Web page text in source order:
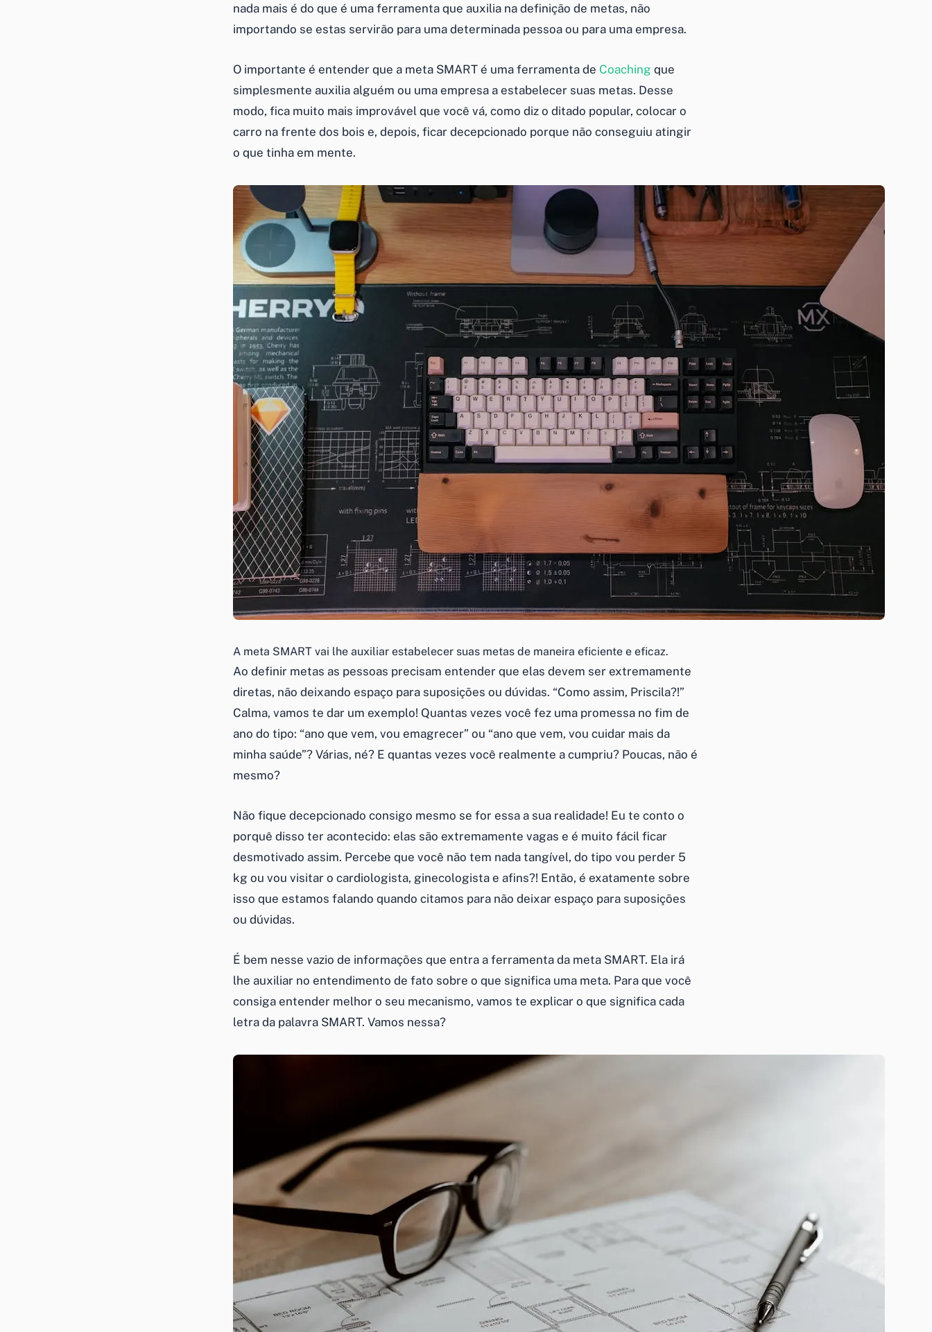
nada mais é do que é uma ferramenta que auxilia na definição de metas, não
importando se estas servirão para uma determinada pessoa ou para uma empresa.
O importante é entender que a meta SMART é uma ferramenta de Coaching que
simplesmente auxilia alguém ou uma empresa a estabelecer suas metas. Desse
modo, fica muito mais improvável que você vá, como diz o ditado popular, colocar o
carro na frente dos bois e, depois, ficar decepcionado porque não conseguiu atingir
o que tinha em mente.
A meta SMART vai lhe auxiliar estabelecer suas metas de maneira eficiente e eficaz.
Ao definir metas as pessoas precisam entender que elas devem ser extremamente
diretas, não deixando espaço para suposições ou dúvidas. “Como assim, Priscila?!”
Calma, vamos te dar um exemplo! Quantas vezes você fez uma promessa no fim de
ano do tipo: “ano que vem, vou emagrecer” ou “ano que vem, vou cuidar mais da
minha saúde”? Várias, né? E quantas vezes você realmente a cumpriu? Poucas, não é
mesmo?
Não fique decepcionado consigo mesmo se for essa a sua realidade! Eu te conto o
porquê disso ter acontecido: elas são extremamente vagas e é muito fácil ficar
desmotivado assim. Percebe que você não tem nada tangível, do tipo vou perder 5
kg ou vou visitar o cardiologista, ginecologista e afins?! Então, é exatamente sobre
isso que estamos falando quando citamos para não deixar espaço para suposições
ou dúvidas.
É bem nesse vazio de informações que entra a ferramenta da meta SMART. Ela irá
lhe auxiliar no entendimento de fato sobre o que significa uma meta. Para que você
consiga entender melhor o seu mecanismo, vamos te explicar o que significa cada
letra da palavra SMART. Vamos nessa?